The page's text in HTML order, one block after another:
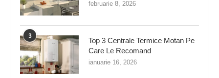
februarie 8, 2026
3
Top 3 Centrale Termice Motan Pe
Care Le Recomand
ianuarie 16, 2026